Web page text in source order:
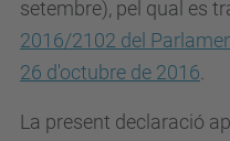
setembre), pel qual es
2016/2102 del
26 d'octubre de 2016
La present declaració